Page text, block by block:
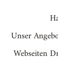
Unser
Webseiten